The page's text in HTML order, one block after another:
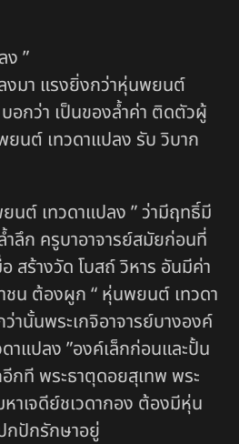
”
งมา แรงยิ่งกว่าหุ่นพยนต์
อกว่า เป็นของล้ำค่า ติดตัวผู้
ยนต์ เทวดาแปลง รับ วิบาก
นต์ เทวดาแปลง ” ว่ามีฤทธิ์มี
ำลึก ครูบาอาจารย์สมัยก่อนที่
สร้างวัด โบสถ์ วิหาร อันมีค่า
ชน ต้องผูก “ หุ่นพยนต์ เทวดา
านั้นพระเกจิอาจารย์บางองค์
าแปลง ”องค์เล็กก่อนและปั้น
กที พระธาตุดอยสุเทพ พระ
เจดีย์ชเวดากอง ต้องมีหุ่น
กปักรักษาอยู่